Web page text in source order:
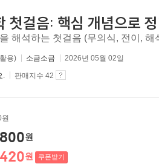
첫걸음: 핵심 개념으로
해석하는 첫걸음 (무의식, 전이, 해
용) 소금소금 2026년 05월 02일
. 판매지수 42
원
원 쿠폰받기